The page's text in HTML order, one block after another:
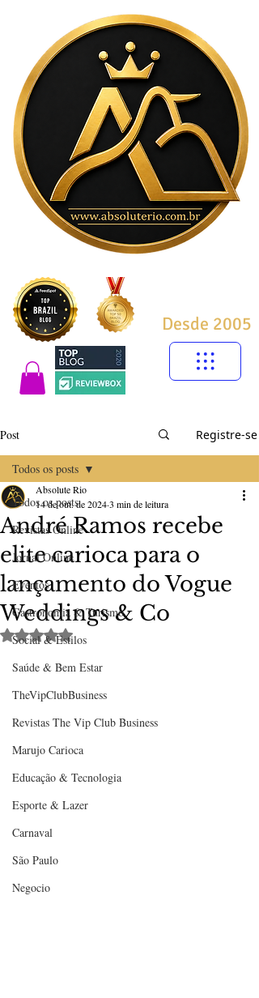
Desde 2005
Post Registre-se
Todos os posts
Revistas Online
Jornal Online
Eventos
Gastronomia & Turismo
Social & Estilos
Saúde & Bem Estar
TheVipClubBusiness
Revistas The Vip Club Business
Marujo Carioca
Educação & Tecnologia
Esporte & Lazer
Carnaval
São Paulo
Negocio
Todos os posts
André Ramos recebe
elite carioca para o
lançamento do Vogue
Weddings & Co
Absolute Rio
14 de out. de 20243 min de leitura
Avaliado com NaN de 5 estrelas.